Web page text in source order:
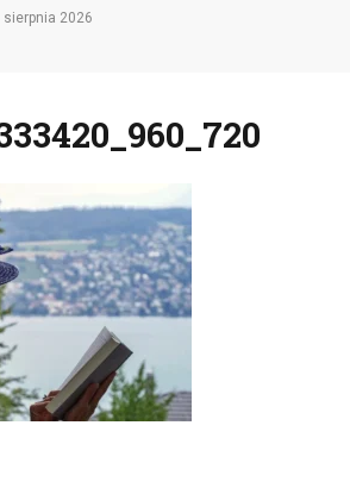
sierpnia 2026